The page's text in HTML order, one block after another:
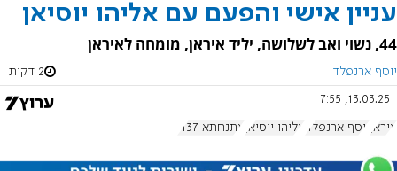
עניין אישי והפעם עם אליהו יוסיאן
44, נשוי ואב לשלושה, יליד איראן, מומחה לאיראן
יוסף ארנפלד 2 דקות
13.03.25, 7:55
איראן יוסף ארנפלד אליהו יוסיאן אתנחתא 1137